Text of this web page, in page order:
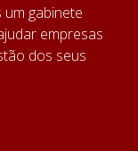
um gabinete
empresas
dos seus